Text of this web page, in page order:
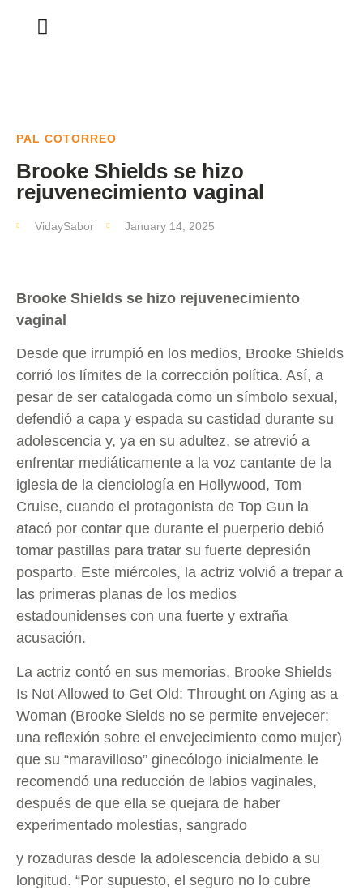
PAL COTORREO
Brooke Shields se hizo
rejuvenecimiento vaginal
VidaySabor January 14, 2025
Brooke Shields se hizo rejuvenecimiento
vaginal
Desde que irrumpió en los medios, Brooke Shields
corrió los límites de la corrección política. Así, a
pesar de ser catalogada como un símbolo sexual,
defendió a capa y espada su castidad durante su
adolescencia y, ya en su adultez, se atrevió a
enfrentar mediáticamente a la voz cantante de la
iglesia de la cienciología en Hollywood, Tom
Cruise, cuando el protagonista de Top Gun la
atacó por contar que durante el puerperio debió
tomar pastillas para tratar su fuerte depresión
posparto. Este miércoles, la actriz volvió a trepar a
las primeras planas de los medios
estadounidenses con una fuerte y extraña
acusación.
La actriz contó en sus memorias, Brooke Shields
Is Not Allowed to Get Old: Throught on Aging as a
Woman (Brooke Sields no se permite envejecer:
una reflexión sobre el envejecimiento como mujer)
que su “maravilloso” ginecólogo inicialmente le
recomendó una reducción de labios vaginales,
después de que ella se quejara de haber
experimentado molestias, sangrado
y rozaduras desde la adolescencia debido a su
longitud. “Por supuesto, el seguro no lo cubre